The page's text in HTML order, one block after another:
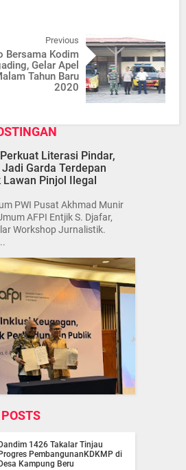
Previous
Bersama Kodim
Gelar Apel
Tahun Baru
2020
Literasi Pindar,
Garda Terdepan
Lawan Pinjol Ilegal
PWI Pusat Akhmad Munir
AFPI Entjik S. Djafar,
Workshop Jurnalistik.
Dandim 1426 Takalar Tinjau
Progres PembangunanKDKMP di
Desa Kampung Beru